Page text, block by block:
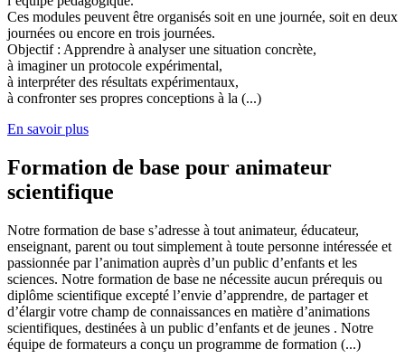
Ces modules peuvent être organisés soit en une journée, soit en deux
journées ou encore en trois journées.
Objectif : Apprendre à analyser une situation concrète,
à imaginer un protocole expérimental,
à interpréter des résultats expérimentaux,
à confronter ses propres conceptions à la (...)
En savoir plus
Formation de base pour animateur
scientifique
Notre formation de base s’adresse à tout animateur, éducateur,
enseignant, parent ou tout simplement à toute personne intéressée et
passionnée par l’animation auprès d’un public d’enfants et les
sciences. Notre formation de base ne nécessite aucun prérequis ou
diplôme scientifique excepté l’envie d’apprendre, de partager et
d’élargir votre champ de connaissances en matière d’animations
scientifiques, destinées à un public d’enfants et de jeunes . Notre
équipe de formateurs a conçu un programme de formation (...)